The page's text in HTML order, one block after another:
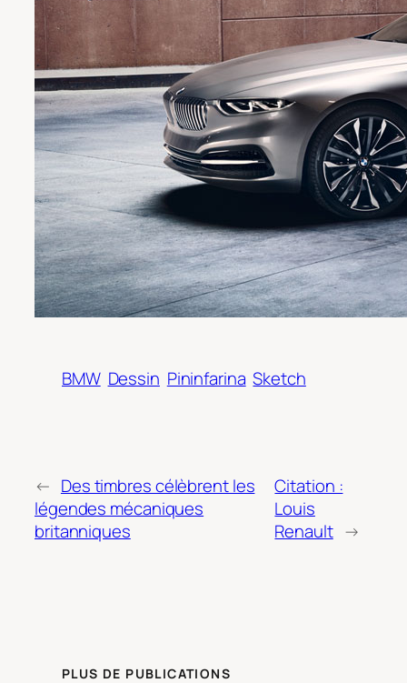
BMW Dessin Pininfarina Sketch
← Des timbres célèbrent les
légendes mécaniques
britanniques
Citation :
Louis
Renault →
PLUS DE PUBLICATIONS